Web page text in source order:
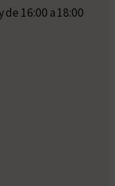
de 16:00 a 18:00